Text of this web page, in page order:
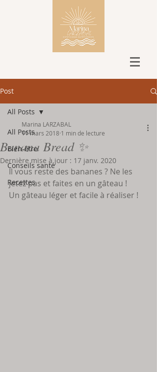
Post
All Posts
Bien-être
Conseils santé
Recettes
All Posts
Banana Bread ✨
Marina LARZABAL
11 mars 2018 1 min de lecture
Dernière mise à jour : 17 janv. 2020
Il vous reste des bananes ? Ne les
jetez pas et faites en un gâteau !
Un gâteau léger et facile à réaliser !